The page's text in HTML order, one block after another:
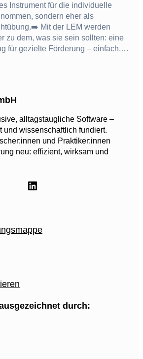
Instrument für die individuelle
sondern eher als
Mit der LEM werden
zu dem, was sie sein sollten: eine
für gezielte Förderung – einfach,…
alltagstaugliche Software –
und wissenschaftlich fundiert.
und Praktiker:innen
neu: effizient, wirksam und
LinkedIn
durch: